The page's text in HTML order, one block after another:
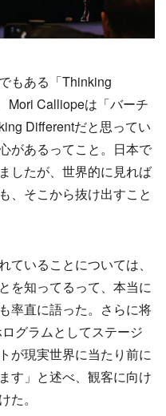
もある「Thinking
Mori Calliopeは「バーチ
Differentだと思ってい
があるってこと。日本で
したが、世界的に見れば
、そこから抜け出すこと
いることについては、
を知ってるって、本当に
率直に語った。さらに将
グラムとしてステージ
が現実世界に当たり前に
す」と述べ、観客に向け
た。